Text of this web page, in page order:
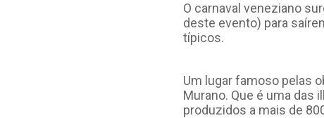
O carnaval veneziano
deste evento) para
típicos.
Um lugar famoso pelas
Murano. Que é uma das
produzidos a mais de